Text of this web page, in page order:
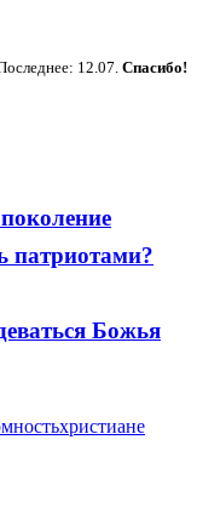
12.07. Спасибо!
патриотами?
Божья
христиане